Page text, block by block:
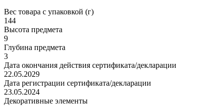
Вес товара с упаковкой (г)
144
Высота предмета
9
Глубина предмета
3
Дата окончания действия сертификата/декларации
22.05.2029
Дата регистрации сертификата/декларации
23.05.2024
Декоративные элементы